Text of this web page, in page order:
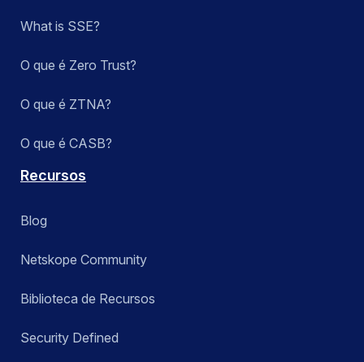
What is SSE?
O que é Zero Trust?
O que é ZTNA?
O que é CASB?
Recursos
Blog
Netskope Community
Biblioteca de Recursos
Security Defined